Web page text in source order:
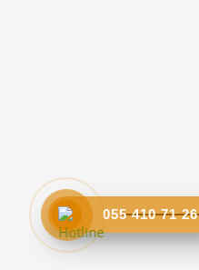
055 410 71 26